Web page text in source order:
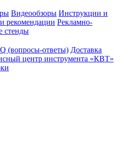
Видеообзоры Инструкции и
рекомендации Рекламно-
стенды
(вопросы-ответы) Доставка
центр инструмента «КВТ»